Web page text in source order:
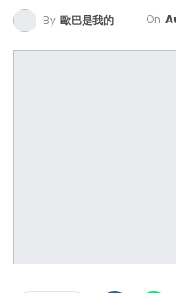
By 歐巴是我的 On